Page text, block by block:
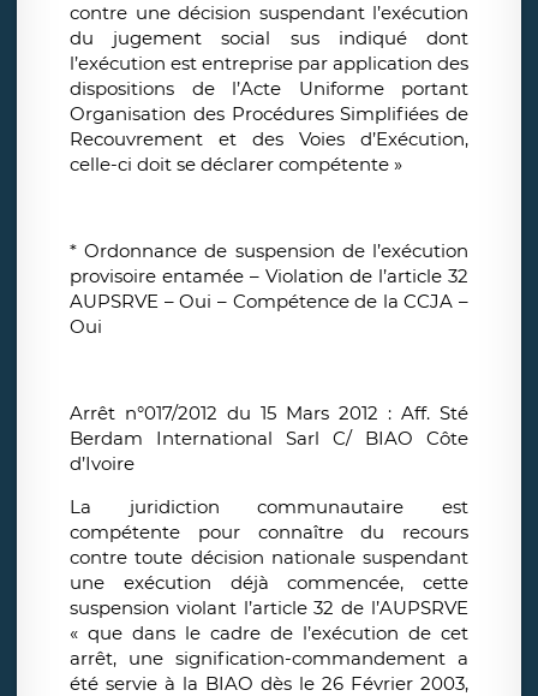
contre une décision suspendant l’exécution
du jugement social sus indiqué dont
l’exécution est entreprise par application des
dispositions de l’Acte Uniforme portant
Organisation des Procédures Simplifiées de
Recouvrement et des Voies d’Exécution,
celle-ci doit se déclarer compétente »
* Ordonnance de suspension de l’exécution
provisoire entamée – Violation de l’article 32
AUPSRVE – Oui – Compétence de la CCJA –
Oui
Arrêt n°017/2012 du 15 Mars 2012 : Aff. Sté
Berdam International Sarl C/ BIAO Côte
d’Ivoire
La juridiction communautaire est
compétente pour connaître du recours
contre toute décision nationale suspendant
une exécution déjà commencée, cette
suspension violant l’article 32 de l’AUPSRVE
« que dans le cadre de l’exécution de cet
arrêt, une signification-commandement a
été servie à la BIAO dès le 26 Février 2003,